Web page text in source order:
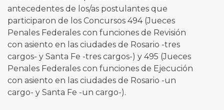
antecedentes de los/as postulantes que
participaron de los Concursos 494 (Jueces
Penales Federales con funciones de Revisión
con asiento en las ciudades de Rosario -tres
cargos- y Santa Fe -tres cargos-) y 495 (Jueces
Penales Federales con funciones de Ejecución
con asiento en las ciudades de Rosario -un
cargo- y Santa Fe -un cargo-).